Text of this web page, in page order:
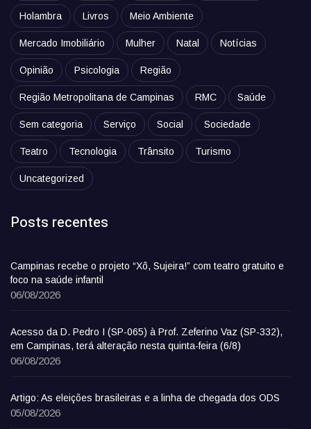
Holambra Livros Meio Ambiente
Mercado Imobiliário Mulher Natal Notícias
Opinião Psicologia Região
Região Metropolitana de Campinas RMC Saúde
Sem categoria Serviço Social Sociedade
Teatro Tecnologia Trânsito Turismo
Uncategorized
Posts recentes
Campinas recebe o projeto “Xô, Sujeira!” com teatro gratuito e
foco na saúde infantil
06/08/2026
Acesso da D. Pedro I (SP-065) à Prof. Zeferino Vaz (SP-332),
em Campinas, terá alteração nesta quinta-feira (6/8)
06/08/2026
Artigo: As eleições brasileiras e a linha de chegada dos ODS
05/08/2026